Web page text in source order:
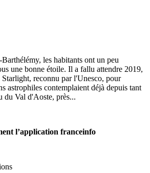
les habitants ont un peu
une bonne étoile. Il a fallu attendre 2019,
reconnu par l'Unesco, pour
astrophiles contemplaient déjà depuis tant
du Val d'Aoste, près...
l’application franceinfo